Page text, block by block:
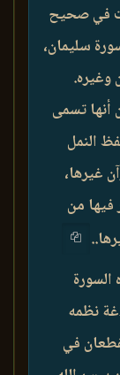
في صحيح
سليمان،
وغيره.
أنها تسمى
النمل
غيرها،
فيها من
نظمه
في